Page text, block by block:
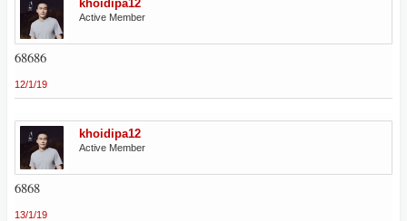
khoidipa12
Active Member
68686
12/1/19
khoidipa12
Active Member
6868
13/1/19